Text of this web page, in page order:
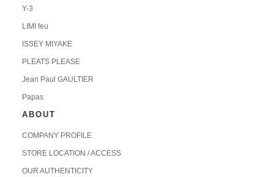
Y-3
LIMI feu
ISSEY MIYAKE
PLEATS PLEASE
Jean Paul GAULTIER
Papas
ABOUT
COMPANY PROFILE
STORE LOCATION / ACCESS
OUR AUTHENTICITY